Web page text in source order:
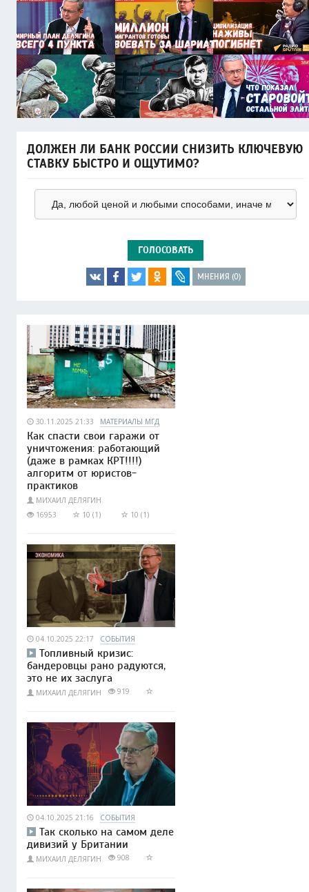
ДОЛЖЕН ЛИ БАНК РОССИИ СНИЗИТЬ КЛЮЧЕВУЮ
СТАВКУ БЫСТРО И ОЩУТИМО?
ГОЛОСОВАТЬ
МНЕНИЯ (0)
30.11.2025 21:33 МАТЕРИАЛЫ МГД
Как спасти свои гаражи от
уничтожения: работающий
(даже в рамках КРТ!!!!)
алгоритм от юристов-
практиков
МИХАИЛ ДЕЛЯГИН
16953
10 (1) 10 (1)
04.10.2025 22:17 СОБЫТИЯ
Топливный кризис:
бандеровцы рано радуются,
это не их заслуга
МИХАИЛ ДЕЛЯГИН 919
04.10.2025 21:16 СОБЫТИЯ
Так сколько на самом деле
дивизий у Британии
МИХАИЛ ДЕЛЯГИН 908